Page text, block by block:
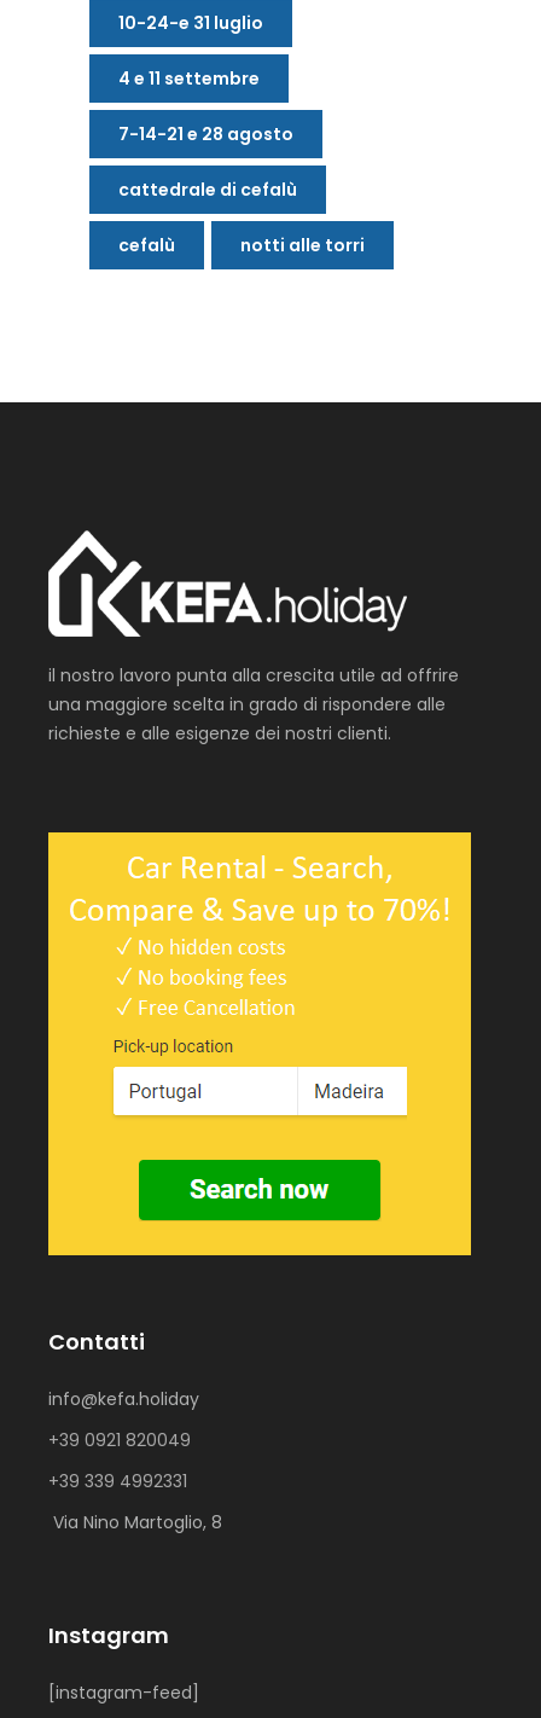
10-24-e 31 luglio
4 e 11 settembre
7-14-21 e 28 agosto
cattedrale di cefalù
cefalù notti alle torri
il nostro lavoro punta alla crescita utile ad offrire
una maggiore scelta in grado di rispondere alle
richieste e alle esigenze dei nostri clienti.
Contatti
info@kefa.holiday
+39 0921 820049
+39 339 4992331
Via Nino Martoglio, 8
Instagram
[instagram-feed]